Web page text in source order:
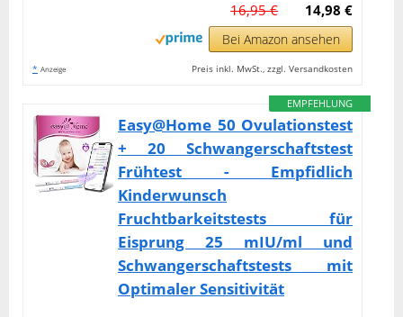
14,98 €
16,95 €
Bei Amazon ansehen
* Anzeige Preis inkl. MwSt., zzgl. Versandkosten
EMPFEHLUNG
Easy@Home 50 Ovulationstest
+ 20 Schwangerschaftstest
Frühtest - Empfidlich
Kinderwunsch
Fruchtbarkeitstests für
Eisprung 25 mIU/ml und
Schwangerschaftstests mit
Optimaler Sensitivität